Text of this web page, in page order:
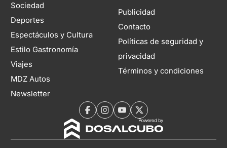
Sociedad
Deportes
Espectáculos y Cultura
Estilo Gastronomía
Viajes
MDZ Autos
Newsletter
Publicidad
Contacto
Políticas de seguridad y
privacidad
Términos y condiciones